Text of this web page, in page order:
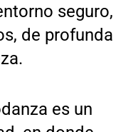
seguro,
de profunda
es un